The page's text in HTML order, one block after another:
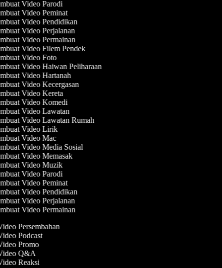
Video Parodi
Video Peminat
Video Pendidikan
Video Perjalanan
Video Permainan
Video Filem Pendek
Video Foto
Video Haiwan Peliharaan
Video Hartanah
Video Kecergasan
Video Kereta
Video Komedi
Video Lawatan
Video Lawatan Rumah
Video Lirik
Video Mac
Video Media Sosial
Video Memasak
Video Muzik
Video Parodi
Video Peminat
Video Pendidikan
Video Perjalanan
Video Permainan
Persembahan
Podcast
Promo
Q&A
Reaksi